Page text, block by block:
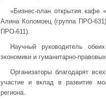
«Бизнес-план открытия кафе
Алина Коломоец (группа ПРО-
ПРО-611).
Научный руководитель
экономики и гуманитарно-
Организаторы благодарят
участие и вклад в развитие
региона.